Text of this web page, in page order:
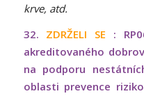
krve, atd.
32. ZDRŽELI SE :
akreditovaného
na podporu
oblasti prevence